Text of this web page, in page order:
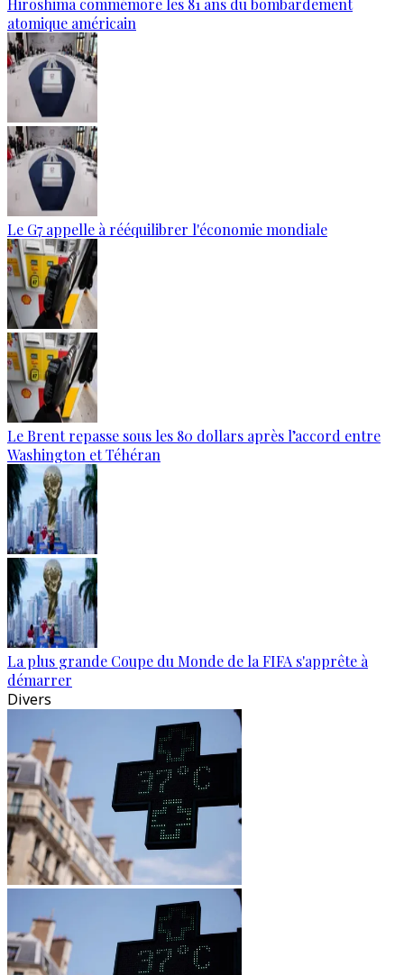
Hiroshima commémore les 81 ans du bombardement
atomique américain
Le G7 appelle à rééquilibrer l'économie mondiale
Le Brent repasse sous les 80 dollars après l’accord entre
Washington et Téhéran
La plus grande Coupe du Monde de la FIFA s'apprête à
démarrer
Divers